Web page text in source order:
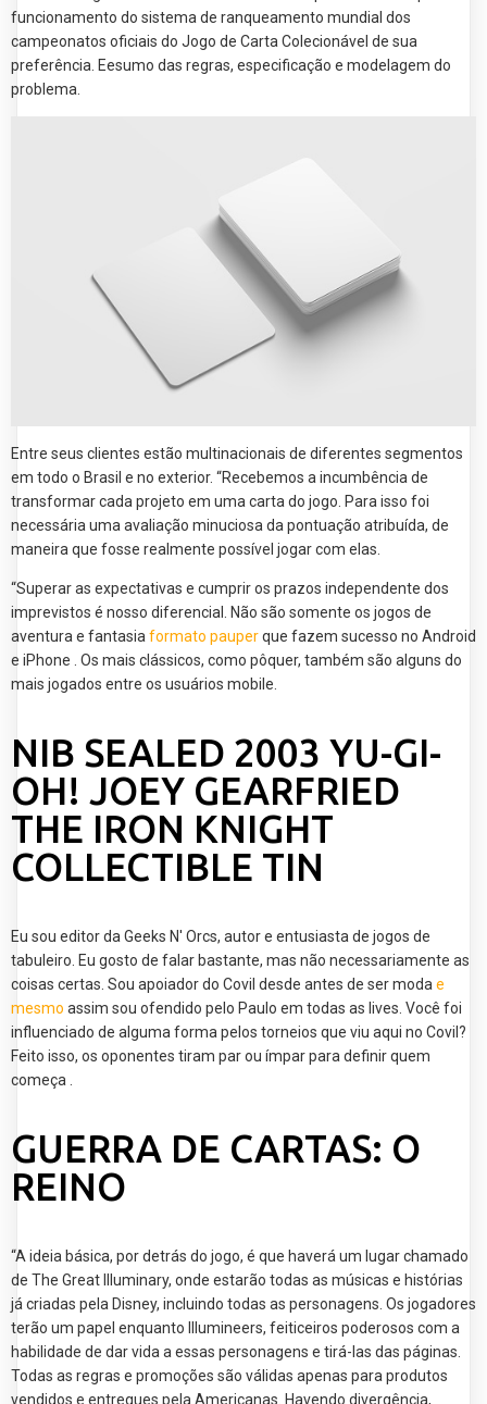
funcionamento do sistema de ranqueamento mundial dos
campeonatos oficiais do Jogo de Carta Colecionável de sua
preferência. Eesumo das regras, especificação e modelagem do
problema.
Entre seus clientes estão multinacionais de diferentes segmentos
em todo o Brasil e no exterior. “Recebemos a incumbência de
transformar cada projeto em uma carta do jogo. Para isso foi
necessária uma avaliação minuciosa da pontuação atribuída, de
maneira que fosse realmente possível jogar com elas.
“Superar as expectativas e cumprir os prazos independente dos
imprevistos é nosso diferencial. Não são somente os jogos de
aventura e fantasia formato pauperque fazem sucesso no Android
e iPhone . Os mais clássicos, como pôquer, também são alguns do
mais jogados entre os usuários mobile.
NIB SEALED 2003 YU-GI-
OH! JOEY GEARFRIED
THE IRON KNIGHT
COLLECTIBLE TIN
Eu sou editor da Geeks N' Orcs, autor e entusiasta de jogos de
tabuleiro. Eu gosto de falar bastante, mas não necessariamente as
coisas certas. Sou apoiador do Covil desde antes de ser moda e
mesmo assim sou ofendido pelo Paulo em todas as lives. Você foi
influenciado de alguma forma pelos torneios que viu aqui no Covil?
Feito isso, os oponentes tiram par ou ímpar para definir quem
começa .
GUERRA DE CARTAS: O
REINO
“A ideia básica, por detrás do jogo, é que haverá um lugar chamado
de The Great Illuminary, onde estarão todas as músicas e histórias
já criadas pela Disney, incluindo todas as personagens. Os jogadores
terão um papel enquanto Illumineers, feiticeiros poderosos com a
habilidade de dar vida a essas personagens e tirá-las das páginas.
Todas as regras e promoções são válidas apenas para produtos
vendidos e entregues pela Americanas. Havendo divergência,